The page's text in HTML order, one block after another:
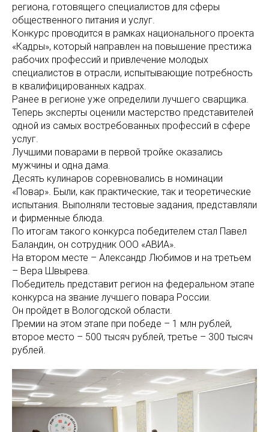
региона, готовящего специалистов для сферы
общественного питания и услуг.
Конкурс проводится в рамках национального проекта
«Кадры», который направлен на повышение престижа
рабочих профессий и привлечение молодых
специалистов в отрасли, испытывающие потребность
в квалифицированных кадрах.
Ранее в регионе уже определили лучшего сварщика.
Теперь эксперты оценили мастерство представителей
одной из самых востребованных профессий в сфере
услуг.
Лучшими поварами в первой тройке оказались
мужчины и одна дама.
Десять кулинаров соревновались в номинации
«Повар». Были, как практические, так и теоретические
испытания. Выполняли тестовые задания, представляли
и фирменные блюда.
По итогам такого конкурса победителем стал Павел
Баландин, он сотрудник ООО «АВИА».
На втором месте – Александр Любимов и на третьем
– Вера Швырева.
Победитель представит регион на федеральном этапе
конкурса на звание лучшего повара России.
Он пройдет в Вологодской области.
Премии на этом этапе при победе – 1 млн рублей,
второе место – 500 тысяч рублей, третье – 300 тысяч
рублей.